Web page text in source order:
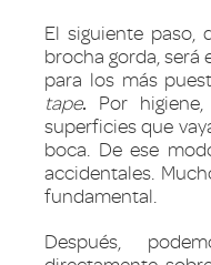
El siguiente paso,
brocha gorda, será
para los más
tape. Por
superficies que
boca. De ese
accidentales.
fundamental.
Después,